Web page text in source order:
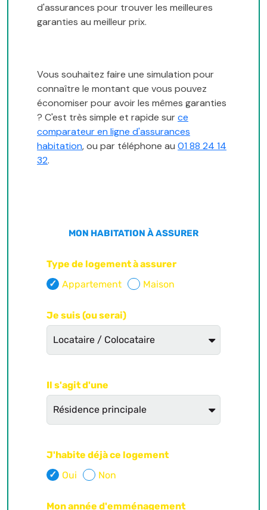
d'assurances pour trouver les meilleures
garanties au meilleur prix.
Vous souhaitez faire une simulation pour
connaître le montant que vous pouvez
économiser pour avoir les mêmes garanties
? C'est très simple et rapide surce
comparateur en ligne d'assurances
habitation, ou par téléphone au 01 88 24 14
32.